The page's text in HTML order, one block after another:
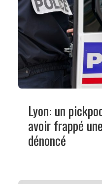
Lyon: un
avoir frappé
dénoncé